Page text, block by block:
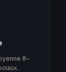
8–